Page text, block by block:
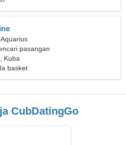
pasangan
Kuba
basket
CubDatingGo